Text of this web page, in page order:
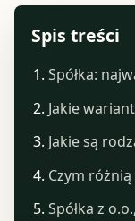
Spis treści
Spółka:
Jakie
Jakie są
Czym
Spółka z